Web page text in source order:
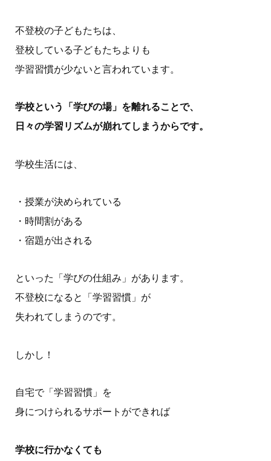
不登校の子どもたちは、
登校している子どもたちよりも
学習習慣が少ないと言われています。
学校という「学びの場」を離れることで、
日々の学習リズムが崩れてしまうからです。
学校生活には、
・授業が決められている
・時間割がある
・宿題が出される
といった「学びの仕組み」があります。
不登校になると「学習習慣」が
失われてしまうのです。
しかし！
自宅で「学習習慣」を
身につけられるサポートができれば
学校に行かなくても